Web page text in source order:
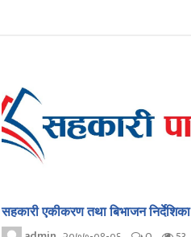
सहकारी एकीकरण तथा बिभाजन निर्देशिका